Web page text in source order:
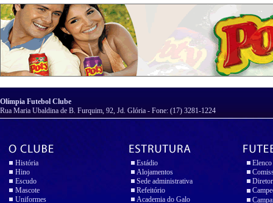
Olímpia Futebol Clube
Rua Maria Ubaldina de B. Furquim, 92, Jd. Glória - Fone: (17) 3281-1224
História
Hino
Escudo
Mascote
Uniformes
Estádio
Alojamentos
Sede administrativa
Refeitório
Academia do Galo
Elenco